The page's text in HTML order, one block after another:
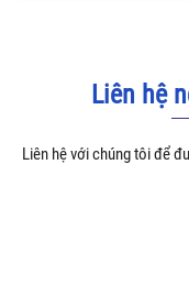
Liên hệ
Liên hệ với chúng tôi để